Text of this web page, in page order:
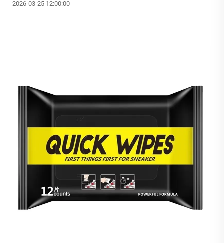
2026-03-25 12:00:00